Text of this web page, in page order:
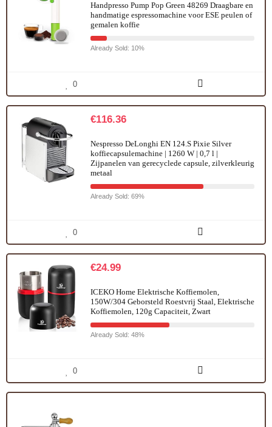
Handpresso Pump Pop Green 48269 Draagbare en
handmatige espressomachine voor ESE peulen of
gemalen koffie
Already Sold: 10%
0
€116.36
Nespresso DeLonghi EN 124.S Pixie Silver
koffiecapsulemachine | 1260 W | 0,7 l |
Zijpanelen van gerecyclede capsule, zilverkleurig
metaal
Already Sold: 69%
0
€24.99
ICEKO Home Elektrische Koffiemolen,
150W/304 Geborsteld Roestvrij Staal, Elektrische
Koffiemolen, 120g Capaciteit, Zwart
Already Sold: 48%
0